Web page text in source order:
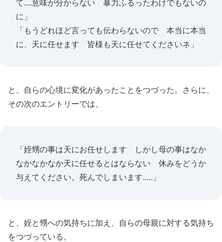
て....意味が分からない 暴力ふるったわけでもないの
に」
「もうどれほど言っても伝わらないので 本当に本当
に、天に任せます 皆様も天に任せてくださいネ」
と、自らの心境に変化があったことをつづった。さらに、
その次のエントリーでは、
「姪甥の事は天にお任せします しかし母の事はなか
なかなかなか天に任せるとはならない 休みをどうか
与えてください。死んでしまいます.....」
と、姪と甥への気持ちに加え、自らの母親に対する気持ち
をつづっている。